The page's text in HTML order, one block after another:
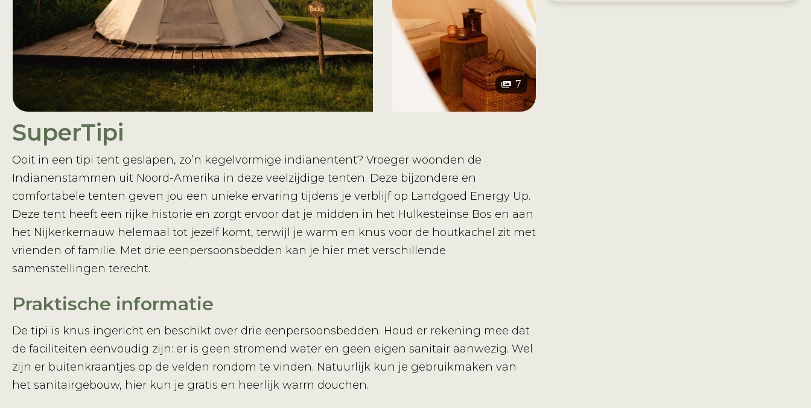
7
SuperTipi
Ooit in een tipi tent geslapen, zo’n kegelvormige indianentent? Vroeger woonden de
Indianenstammen uit Noord-Amerika in deze veelzijdige tenten. Deze bijzondere en
comfortabele tenten geven jou een unieke ervaring tijdens je verblijf op Landgoed Energy Up.
Deze tent heeft een rijke historie en zorgt ervoor dat je midden in het Hulkesteinse Bos en aan
het Nijkerkernauw helemaal tot jezelf komt, terwijl je warm en knus voor de houtkachel zit met
vrienden of familie. Met drie eenpersoonsbedden kan je hier met verschillende
samenstellingen terecht.
Praktische informatie
De tipi is knus ingericht en beschikt over drie eenpersoonsbedden. Houd er rekening mee dat
de faciliteiten eenvoudig zijn: er is geen stromend water en geen eigen sanitair aanwezig. Wel
zijn er buitenkraantjes op de velden rondom te vinden. Natuurlijk kun je gebruikmaken van
het sanitairgebouw, hier kun je gratis en heerlijk warm douchen.